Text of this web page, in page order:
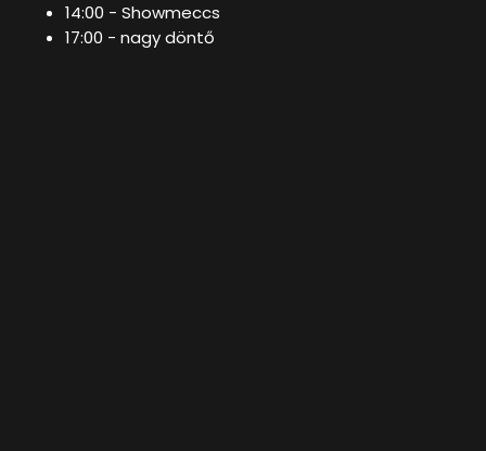
14:00 - Showmeccs
17:00 - nagy döntő